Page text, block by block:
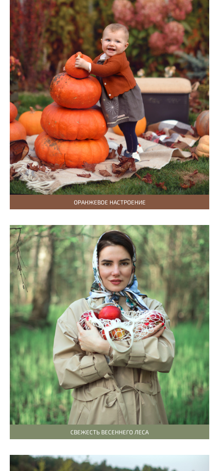
ОРАНЖЕВОЕ НАСТРОЕНИЕ
СВЕЖЕСТЬ ВЕСЕННЕГО ЛЕСА